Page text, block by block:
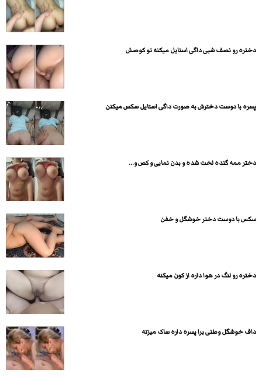
دختره رو نصف شبی داگی استایل میکنه تو کوصش
پسره با دوست دخترش به صورت داگی استایل سکس میکنن
دختر ممه گنده لخت شده و بدن نمایی و کص و...
سکس با دوست دختر خوشگل و خفن
دختره رو لنگ در هوا داره از کون میکنه
داف خوشگل وطنی برا پسره داره ساک میزنه